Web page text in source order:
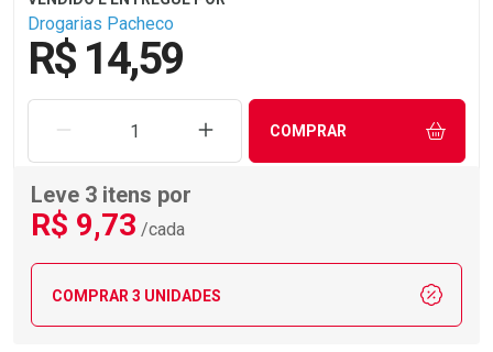
Drogarias Pacheco
R$ 14,59
REMOVER UMA UNIDADEAUMENTAR UMA UNIDADE
COMPRAR
Leve 3 itens por
R$ 9,73 /cada
COMPRAR 3 UNIDADES